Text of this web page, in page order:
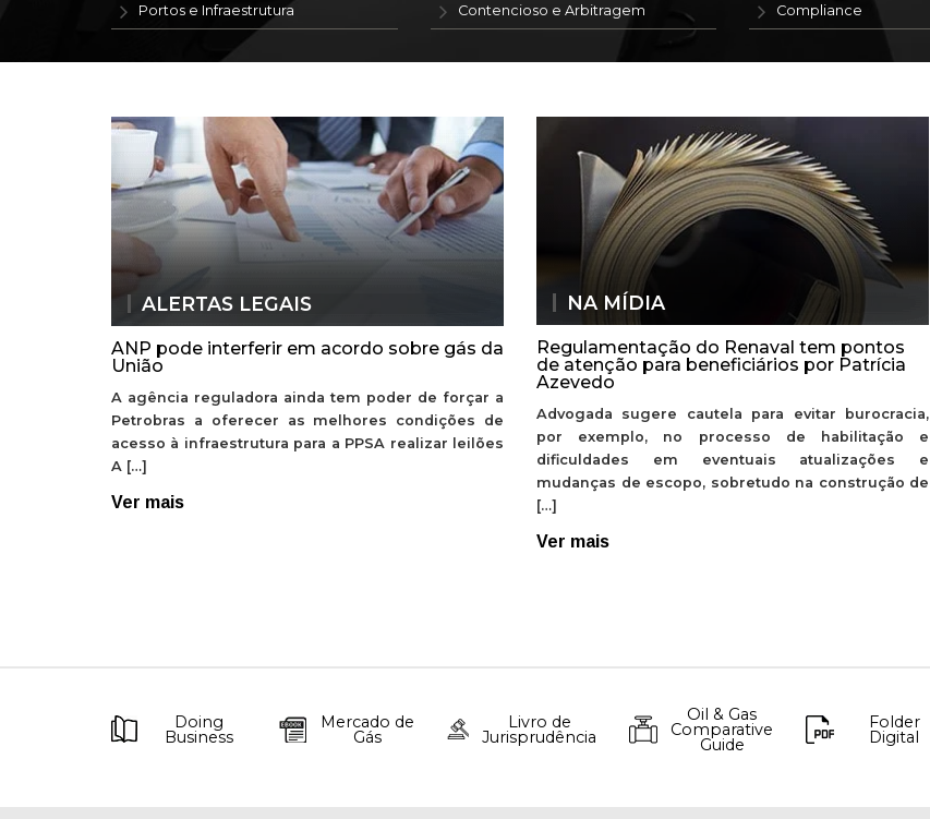
Portos e Infraestrutura Contencioso e Arbitragem Compliance
ALERTAS LEGAIS
ANP pode interferir em acordo sobre gás da
União
A agência reguladora ainda tem poder de forçar a
Petrobras a oferecer as melhores condições de
acesso à infraestrutura para a PPSA realizar leilões
A […]
Ver mais
NA MÍDIA
Regulamentação do Renaval tem pontos
de atenção para beneficiários por Patrícia
Azevedo
Advogada sugere cautela para evitar burocracia,
por exemplo, no processo de habilitação e
dificuldades em eventuais atualizações e
mudanças de escopo, sobretudo na construção de
[…]
Ver mais
Doing
Business
Mercado de
Gás
Livro de
Jurisprudência
Oil & Gas
Comparative
Guide
Folder
Digital